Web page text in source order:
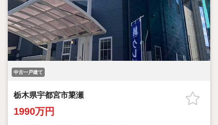
中古一戸建て
栃木県宇都宮市簗瀬
1990万円